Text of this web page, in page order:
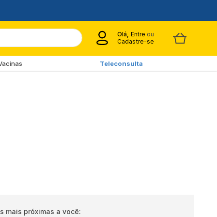
Olá, Entre ou
Cadastre-se
Teleconsulta
mais próximas a você: